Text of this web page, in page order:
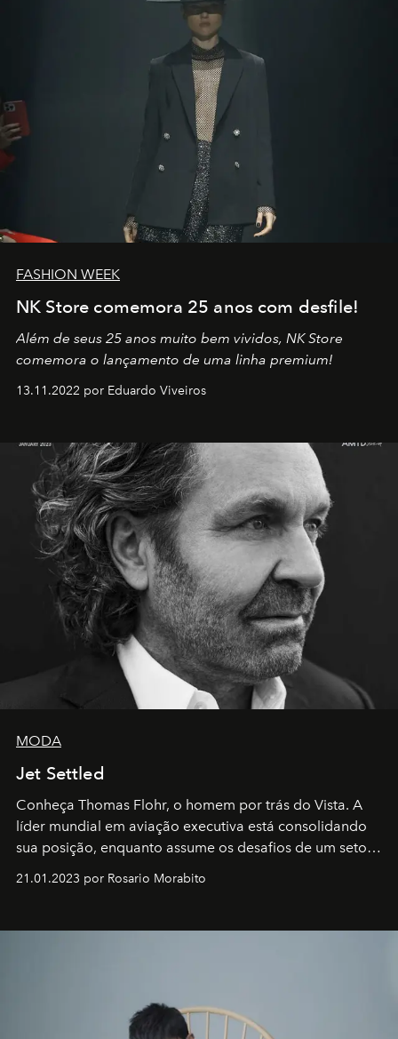
FASHION WEEK
NK Store comemora 25 anos com desfile!
Além de seus 25 anos muito bem vividos, NK Store
comemora o lançamento de uma linha premium!
13.11.2022 por Eduardo Viveiros
MODA
Jet Settled
Conheça Thomas Flohr, o homem por trás do Vista. A
líder mundial em aviação executiva está consolidando
sua posição, enquanto assume os desafios de um setor
em rápida evolução e redefinindo o conceito de luxo
21.01.2023 por Rosario Morabito